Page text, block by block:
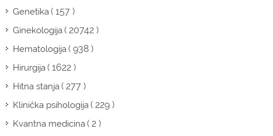
Genetika( 157 )
Ginekologija( 20742 )
Hematologija( 938 )
Hirurgija( 1622 )
Hitna stanja( 277 )
Klinička psihologija( 229 )
Kvantna medicina( 2 )